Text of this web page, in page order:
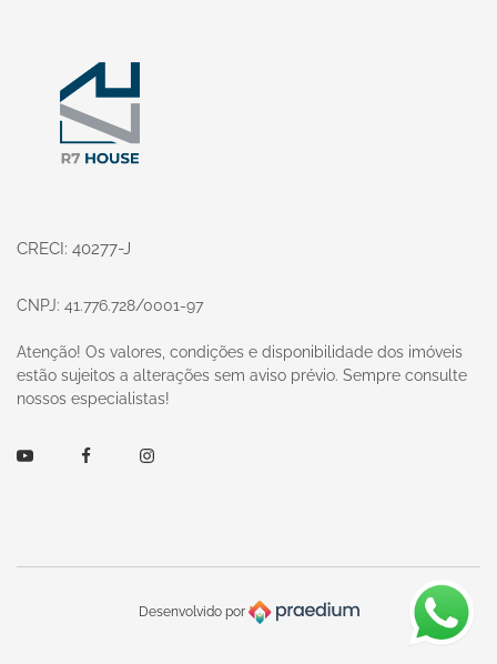
CRECI: 40277-J
CNPJ: 41.776.728/0001-97
Atenção! Os valores, condições e disponibilidade dos imóveis
estão sujeitos a alterações sem aviso prévio. Sempre consulte
nossos especialistas!
Youtube FacebookInstagram
Desenvolvido por